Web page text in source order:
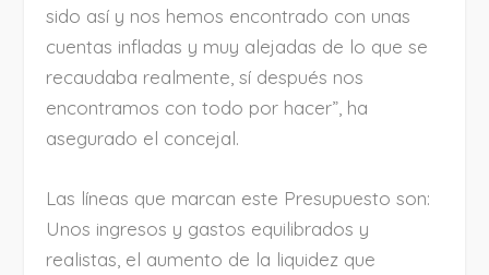
sido así y nos hemos encontrado con unas
cuentas infladas y muy alejadas de lo que se
recaudaba realmente, sí después nos
encontramos con todo por hacer”, ha
asegurado el concejal.
Las líneas que marcan este Presupuesto son:
Unos ingresos y gastos equilibrados y
realistas, el aumento de la liquidez que